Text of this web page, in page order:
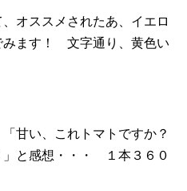
オススメされたあ、イエロ
みます！ 文字通り、黄色い
甘い、これトマトですか？
」と感想・・・ １本３６０